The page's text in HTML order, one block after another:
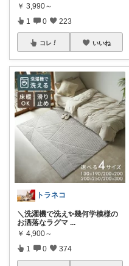
￥ 3,990～
1 0 223
コレ いいね
トラネコ
＼洗濯機で洗え✨幾何学模様の
お洒落なラグマ ...
￥ 4,900～
1 0 374